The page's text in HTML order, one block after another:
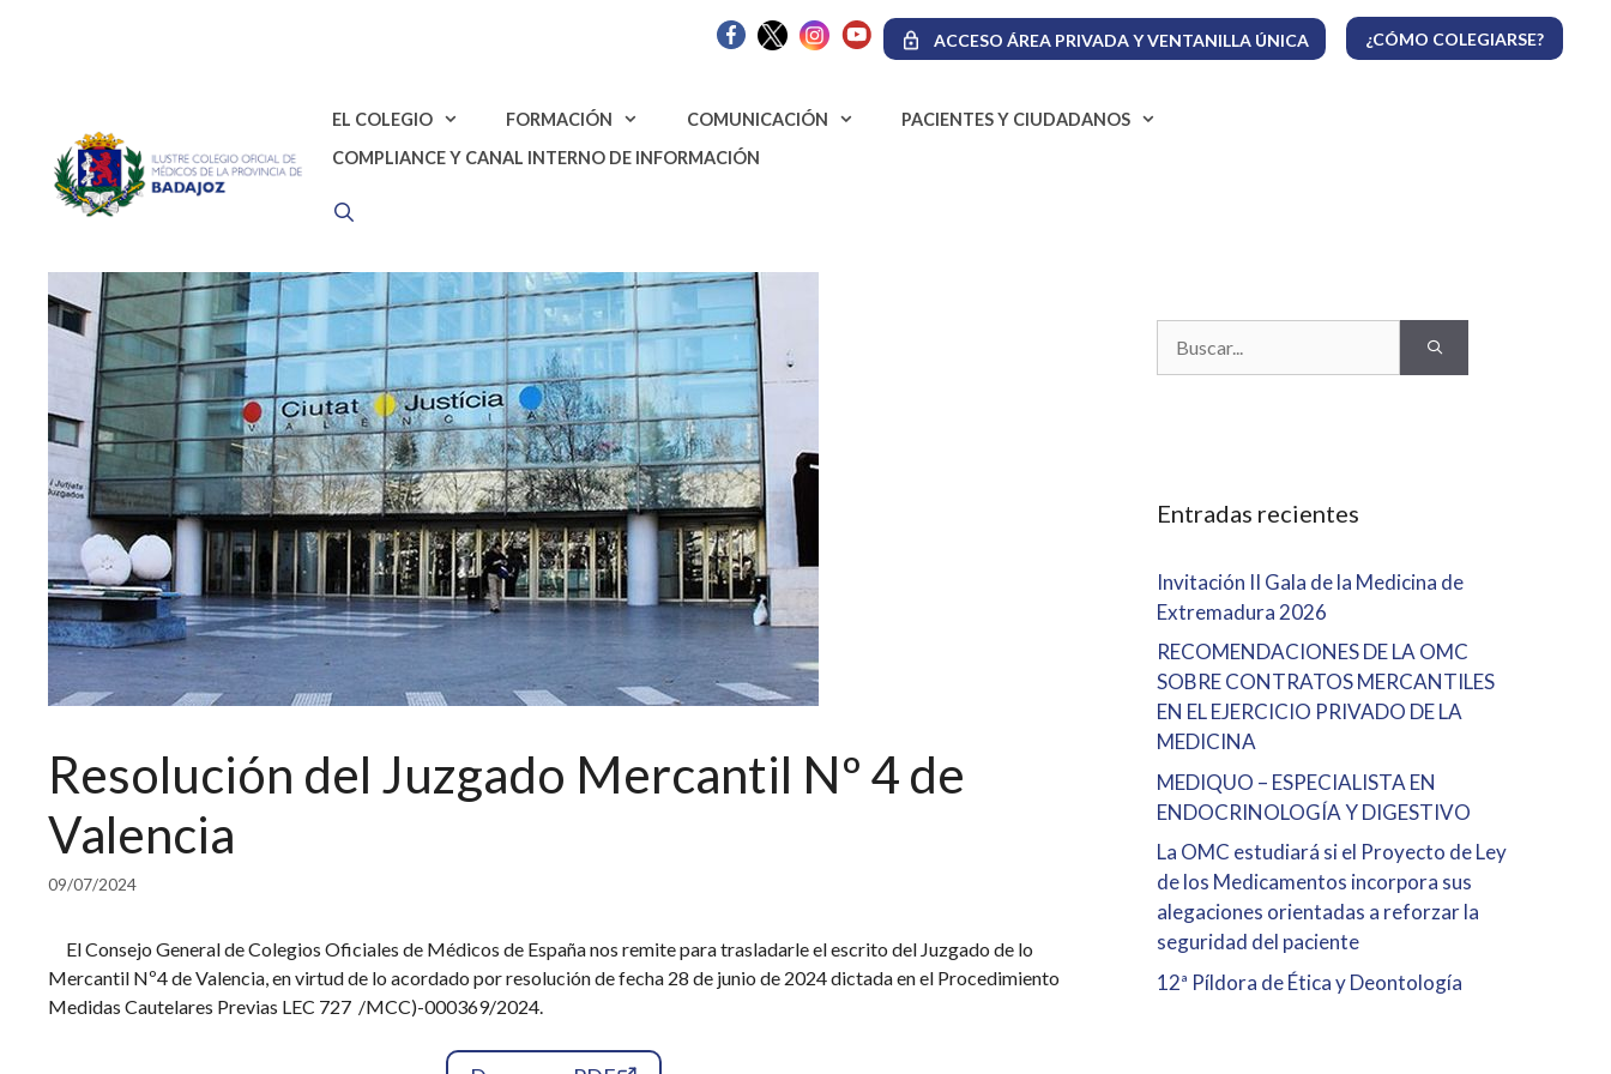
ACCESO ÁREA PRIVADA Y VENTANILLA ÚNICA ¿CÓMO COLEGIARSE?
EL COLEGIO FORMACIÓN COMUNICACIÓN
PACIENTES Y CIUDADANOS
COMPLIANCE Y CANAL INTERNO DE INFORMACIÓN
Resolución del Juzgado Mercantil Nº 4 de
Valencia
09/07/2024
El Consejo General de Colegios Oficiales de Médicos de España nos remite para trasladarle el escrito del Juzgado de lo
Mercantil Nº4 de Valencia, en virtud de lo acordado por resolución de fecha 28 de junio de 2024 dictada en el Procedimiento
Medidas Cautelares Previas LEC 727 /MCC)-000369/2024.
Entradas recientes
Invitación II Gala de la Medicina de
Extremadura 2026
RECOMENDACIONES DE LA OMC
SOBRE CONTRATOS MERCANTILES
EN EL EJERCICIO PRIVADO DE LA
MEDICINA
MEDIQUO – ESPECIALISTA EN
ENDOCRINOLOGÍA Y DIGESTIVO
La OMC estudiará si el Proyecto de Ley
de los Medicamentos incorpora sus
alegaciones orientadas a reforzar la
seguridad del paciente
12ª Píldora de Ética y Deontología